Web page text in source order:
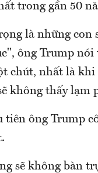
trong gần 50
là những con
ông Trump
chút, nhất là khi
không thấy lạm
ông Trump
sẽ không bàn